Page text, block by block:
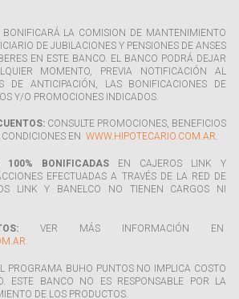
LA COMISION DE MANTENIMIENTO
DE JUBILACIONES Y PENSIONES DE ANSES
EN ESTE BANCO. EL BANCO PODRÁ DEJAR
MOMENTO, PREVIA NOTIFICACIÓN AL
DE ANTICIPACIÓN, LAS BONIFICACIONES DE
Y/O PROMOCIONES INDICADOS.
CONSULTE PROMOCIONES, BENEFICIOS
EN WWW.HIPOTECARIO.COM.AR.
100% BONIFICADAS EN CAJEROS LINK Y
EFECTUADAS A TRAVÉS DE LA RED DE
LINK Y BANELCO NO TIENEN CARGOS NI
VER MÁS INFORMACIÓN EN
PROGRAMA BUHO PUNTOS NO IMPLICA COSTO
ESTE BANCO NO ES RESPONSABLE POR LA
DE LOS PRODUCTOS.